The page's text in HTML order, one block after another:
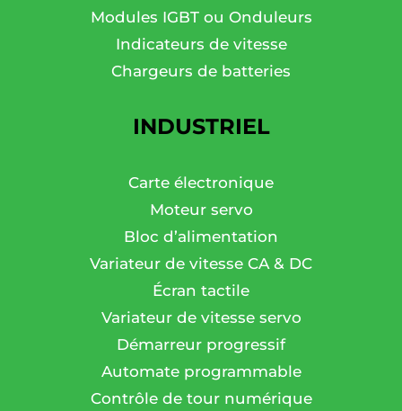
Modules IGBT ou Onduleurs
Indicateurs de vitesse
Chargeurs de batteries
INDUSTRIEL
Carte électronique
Moteur servo
Bloc d’alimentation
Variateur de vitesse CA & DC
Écran tactile
Variateur de vitesse servo
Démarreur progressif
Automate programmable
Contrôle de tour numérique